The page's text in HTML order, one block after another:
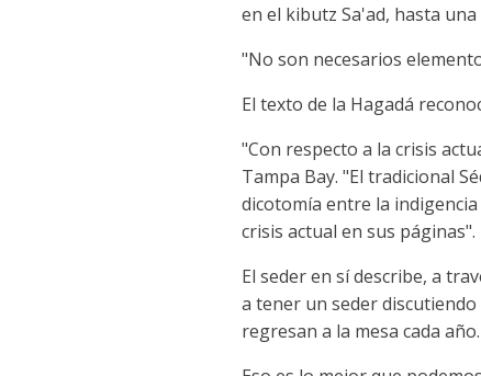
en el kibutz Sa'ad, hasta
"No son necesarios
El texto de la Hagadá
"Con respecto a la crisis
Tampa Bay. "El tradicional
dicotomía entre la
crisis actual en sus páginas".
El seder en sí describe, a
a tener un seder
regresan a la mesa cada año.